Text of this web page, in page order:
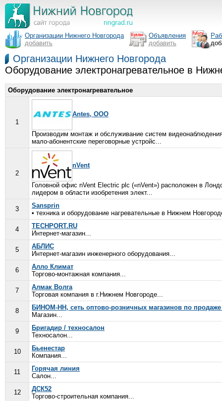
Организации Нижнего Новгорода
добавить
Объявления
добавить
Организации Нижнего Новгорода
Оборудование электронагревательное в
Оборудование электронагревательное
1
Antes, ООО
Производим монтаж и обслуживание систем
мало-абонентские переговорные устройс...
2
nVent
Головной офис nVent Electric plc («nVent») расположен в
лидером в области изобретения элект...
3
Sansprin
• техника и оборудование нагревательные в Нижнем
4
TECHPORT.RU
Интернет-магазин...
5
АБЛИС
Интернет-магазин инженерного оборудования...
6
Алло Климат
Торгово-монтажная компания...
7
Алмак Волга
Торговая компания в г.Нижнем Новгороде...
8
БИНОМ-НН, сеть оптово-розничных магазинов по
Магазин...
9
Бригадир / техносалон
Техносалон...
10
Бьенестар
Компания...
11
Горячая линия
Салон...
12
ДСК52
Торгово-строительная компания...